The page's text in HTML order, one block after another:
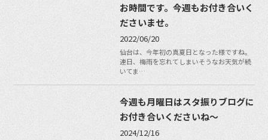
お時間です。今週もお付き合いく
ださいませ。
2022/06/20
仙台は、今年初の真夏日となった様ですね。
連日、梅雨を忘れてしまいそうなお天気が続
いてま…
今週も月曜日はスタ振りブログに
お付き合いくださいね〜
2024/12/16